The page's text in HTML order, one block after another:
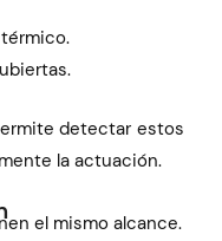
detectar estos
la actuación.
el mismo alcance.